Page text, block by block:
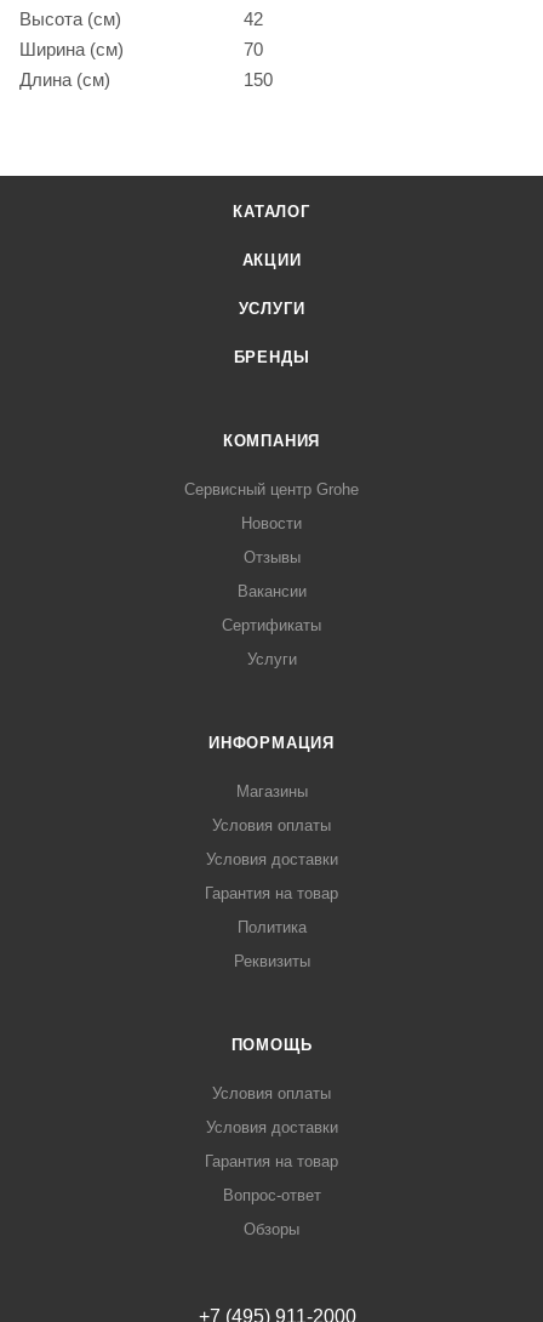
Высота (см)
42
Ширина (см)
70
Длина (см)
150
КАТАЛОГ
АКЦИИ
УСЛУГИ
БРЕНДЫ
КОМПАНИЯ
Сервисный центр Grohe
Новости
Отзывы
Вакансии
Сертификаты
Услуги
ИНФОРМАЦИЯ
Магазины
Условия оплаты
Условия доставки
Гарантия на товар
Политика
Реквизиты
ПОМОЩЬ
Условия оплаты
Условия доставки
Гарантия на товар
Вопрос-ответ
Обзоры
+7 (495) 911-2000